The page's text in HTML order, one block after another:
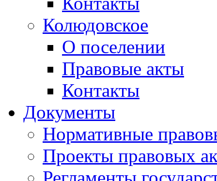
Колюдовское
О поселении
Правовые акты
Контакты
Документы
Нормативные
Проекты правовых